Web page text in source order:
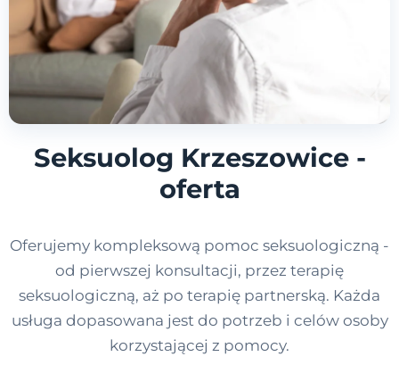
Seksuolog Krzeszowice -
oferta
Oferujemy kompleksową pomoc seksuologiczną -
od pierwszej konsultacji, przez terapię
seksuologiczną, aż po terapię partnerską. Każda
usługa dopasowana jest do potrzeb i celów osoby
korzystającej z pomocy.